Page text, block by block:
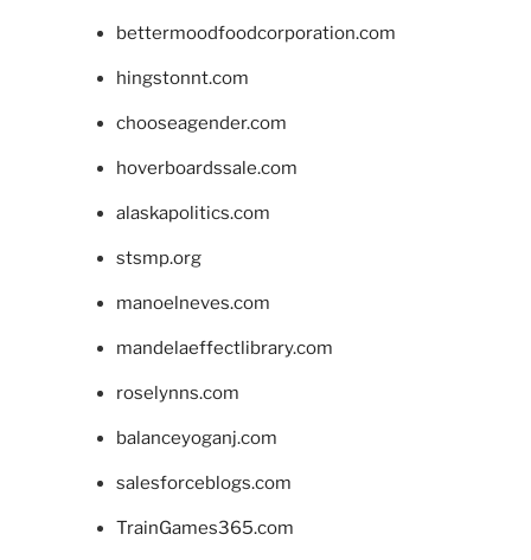
bettermoodfoodcorporation.com
hingstonnt.com
chooseagender.com
hoverboardssale.com
alaskapolitics.com
stsmp.org
manoelneves.com
mandelaeffectlibrary.com
roselynns.com
balanceyoganj.com
salesforceblogs.com
TrainGames365.com